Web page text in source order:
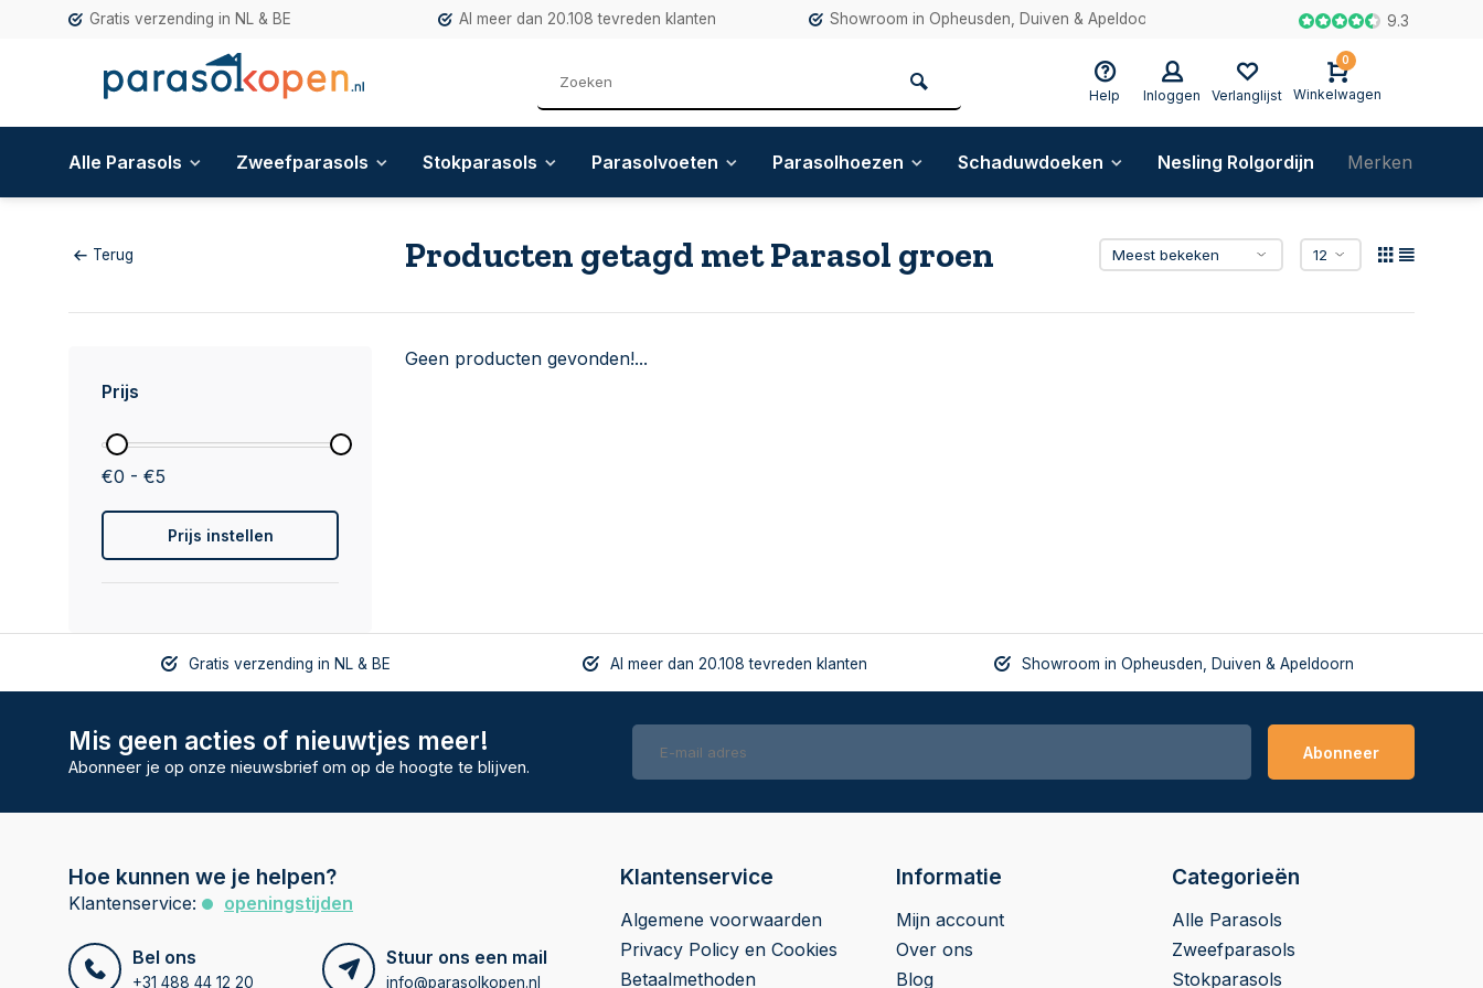
Gratis verzending in NL & BE Al meer dan 20.108 tevreden klanten Showroom in Opheusden, Duiven & Apeldoorn 9.3
Help Inloggen Verlanglijst
0
Winkelwagen
Alle Parasols Zweefparasols Stokparasols Parasolvoeten Parasolhoezen Schaduwdoeken Nesling Rolgordijn Merken
Terug Producten getagd met Parasol groen
Prijs
€0 - €5
Prijs instellen
Geen producten gevonden!...
Gratis verzending in NL & BE Al meer dan 20.108 tevreden klanten Showroom in Opheusden, Duiven & Apeldoorn
Mis geen acties of nieuwtjes meer!
Abonneer je op onze nieuwsbrief om op de hoogte te blijven.
Abonneer
Hoe kunnen we je helpen?
Klantenservice: openingstijden
Bel ons
+31 488 44 12 20
Stuur ons een mail
info@parasolkopen.nl
Klantenservice
Algemene voorwaarden
Privacy Policy en Cookies
Betaalmethoden
Informatie
Mijn account
Over ons
Blog
Categorieën
Alle Parasols
Zweefparasols
Stokparasols